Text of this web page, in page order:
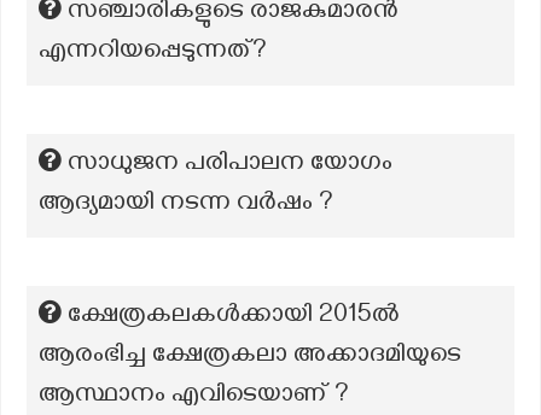
സഞ്ചാരികളുടെ രാജകുമാരൻ
എന്നറിയപ്പെടുന്നത്?
സാധുജന പരിപാലന യോഗം
ആദ്യമായി നടന്ന വർഷം ?
ക്ഷേത്രകലകൾക്കായി 2015ൽ
ആരംഭിച്ച ക്ഷേത്രകലാ അക്കാദമിയുടെ
ആസ്ഥാനം എവിടെയാണ് ?